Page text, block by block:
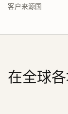
客户来源国
在全球